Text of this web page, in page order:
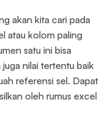
akan kita cari pada
atau kolom paling
satu ini bisa
nilai tertentu baik
referensi sel. Dapat
oleh rumus excel